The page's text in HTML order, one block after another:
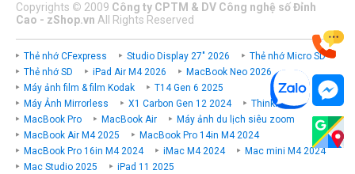
Copyrights © 2009 Công ty CPTM & DV Công nghệ số Đỉnh
Cao - zShop.vn All Rights Reserved
Thẻ nhớ CFexpress Studio Display 27" 2026
Thẻ nhớ Micro SD
Thẻ nhớ SD
iPad Air M4 2026
MacBook Neo 2026
Máy ảnh film & film Kodak
T14 Gen 6 2025
Máy Ảnh Mirrorless
X1 Carbon Gen 12 2024
ThinkPad P
MacBook Pro
MacBook Air
Máy ảnh du lịch siêu zoom
MacBook Air M4 2025
MacBook Pro 14in M4 2024
MacBook Pro 16in M4 2024
iMac M4 2024
Mac mini M4 2024
Mac Studio 2025
iPad 11 2025